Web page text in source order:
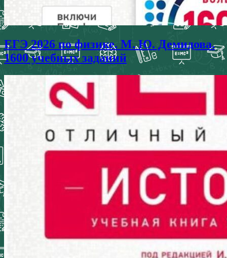
ЕГЭ 2026 по физике. М. Ю. Демидова.
1600 учебных заданий